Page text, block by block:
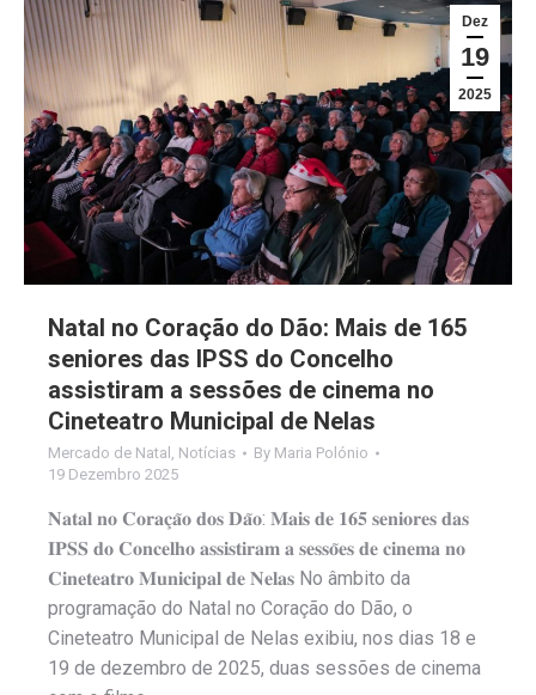
Dez
19
2025
Natal no Coração do Dão: Mais de 165
seniores das IPSS do Concelho
assistiram a sessões de cinema no
Cineteatro Municipal de Nelas
Mercado de Natal , Notícias By Maria Polónio
19 Dezembro 2025
𝐍𝐚𝐭𝐚𝐥 𝐧𝐨 𝐂𝐨𝐫𝐚𝐜̧𝐚̃𝐨 𝐝𝐨𝐬 𝐃𝐚̃𝐨: 𝐌𝐚𝐢𝐬 𝐝𝐞 𝟏𝟔𝟓 𝐬𝐞𝐧𝐢𝐨𝐫𝐞𝐬 𝐝𝐚𝐬
𝐈𝐏𝐒𝐒 𝐝𝐨 𝐂𝐨𝐧𝐜𝐞𝐥𝐡𝐨 𝐚𝐬𝐬𝐢𝐬𝐭𝐢𝐫𝐚𝐦 𝐚 𝐬𝐞𝐬𝐬𝐨̃𝐞𝐬 𝐝𝐞 𝐜𝐢𝐧𝐞𝐦𝐚 𝐧𝐨
𝐂𝐢𝐧𝐞𝐭𝐞𝐚𝐭𝐫𝐨 𝐌𝐮𝐧𝐢𝐜𝐢𝐩𝐚𝐥 𝐝𝐞 𝐍𝐞𝐥𝐚𝐬 No âmbito da
programação do Natal no Coração do Dão, o
Cineteatro Municipal de Nelas exibiu, nos dias 18 e
19 de dezembro de 2025, duas sessões de cinema